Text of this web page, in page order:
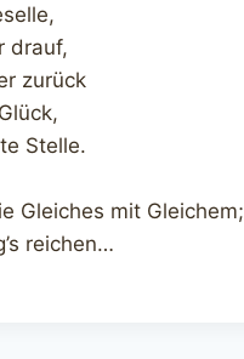
drauf,
zurück
Stelle.
Gleiches mit Gleichem;
reichen…